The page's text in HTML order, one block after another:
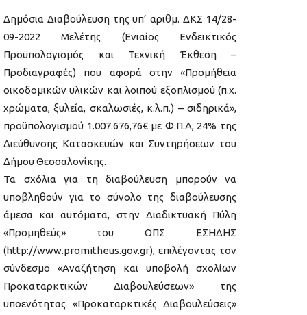
Δημόσια Διαβούλευση της υπ’ αριθμ. ΔΚΣ 14/28-
09-2022 Μελέτης (Ενιαίος Ενδεικτικός
Προϋπολογισμός και Τεχνική Έκθεση –
Προδιαγραφές) που αφορά στην «Προμήθεια
οικοδομικών υλικών και λοιπού εξοπλισμού (π.χ.
χρώματα, ξυλεία, σκαλωσιές, κ.λ.π.) – σιδηρικά»,
προϋπολογισμού 1.007.676,76€ με Φ.Π.Α, 24% της
Διεύθυνσης Κατασκευών και Συντηρήσεων του
Δήμου Θεσσαλονίκης.
Τα σχόλια για τη διαβούλευση μπορούν να
υποβληθούν για το σύνολο της διαβούλευσης
άμεσα και αυτόματα, στην Διαδικτυακή Πύλη
«Προμηθεύς» του ΟΠΣ ΕΣΗΔΗΣ
(http://www.promitheus.gov.gr), επιλέγοντας τον
σύνδεσμο «Αναζήτηση και υποβολή σχολίων
Προκαταρκτικών Διαβουλεύσεων» της
υποενότητας «Προκαταρκτικές Διαβουλεύσεις»